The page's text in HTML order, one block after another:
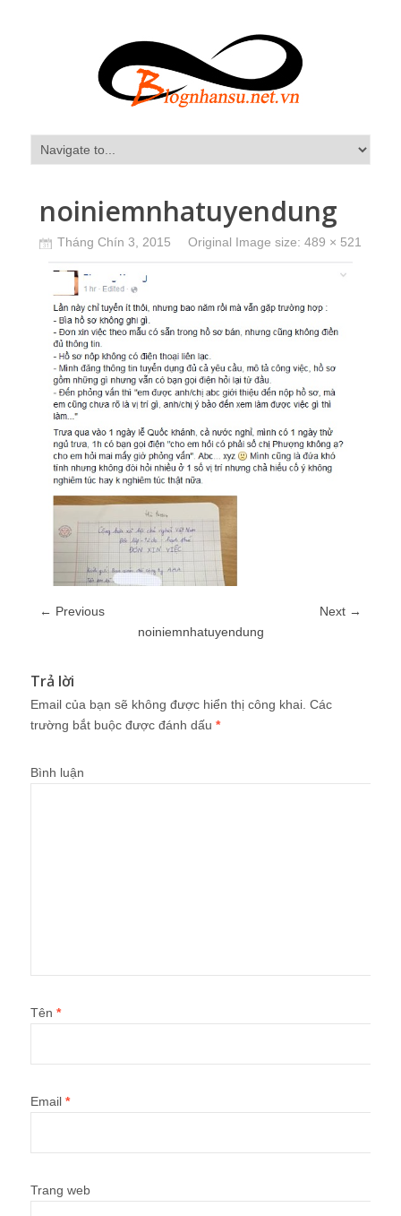
noiniemnhatuyendung
Tháng Chín 3, 2015 Original Image size: 489 × 521
← Previous
Next →
noiniemnhatuyendung
Trả lời
Email của bạn sẽ không được hiển thị công khai. Các
trường bắt buộc được đánh dấu *
Bình luận
Tên *
Email *
Trang web